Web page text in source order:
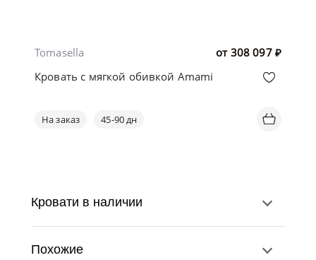
от 308 097 ₽
Tomasella
Кровать с мягкой обивкой Amami
На заказ 45-90 дн
Кровати в наличии
Похожие